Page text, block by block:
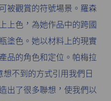
被觀賞的符號場景。羅森
上色，為她作品中的跨國
塗色。她以材料上的現實
品的角色和定位。帕梅拉
想不到的方式引用我們日
出了很多聯想，使我們以